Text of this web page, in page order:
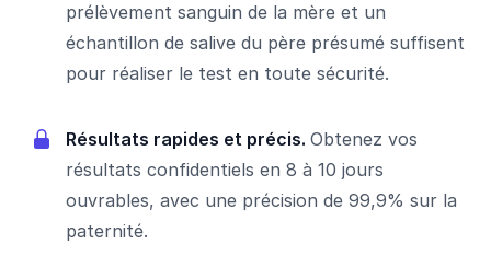
prélèvement sanguin de la mère et un
échantillon de salive du père présumé suffisent
pour réaliser le test en toute sécurité.
Résultats rapides et précis. Obtenez vos
résultats confidentiels en 8 à 10 jours
ouvrables, avec une précision de 99,9% sur la
paternité.